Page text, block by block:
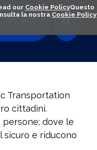
our Cookie PolicyQuesto
la nostra Cookie Policy
Transportation
cittadini.
dove le
e riducono